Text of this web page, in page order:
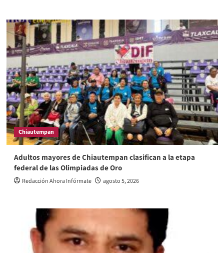
Chiautempan
Adultos mayores de Chiautempan clasifican a la etapa
federal de las Olimpiadas de Oro
Redacción Ahora Infórmate agosto 5, 2026